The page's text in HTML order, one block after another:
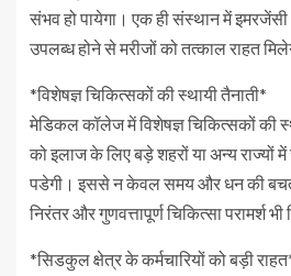
संभव हो पायेगा। एक ही संस्थान में
उपलब्ध होने से मरीजों को तत्काल राहत
*विशेषज्ञ चिकित्सकों की स्थायी तैनाती*
मेडिकल कॉलेज में विशेषज्ञ चिकित्सकों की
को इलाज के लिए बड़े शहरों या अन्य राज्यों
पडेगी। इससे न केवल समय और धन की बचत
निरंतर और गुणवत्तापूर्ण चिकित्सा परामर्श
*सिडकुल क्षेत्र के कर्मचारियों को बड़ी